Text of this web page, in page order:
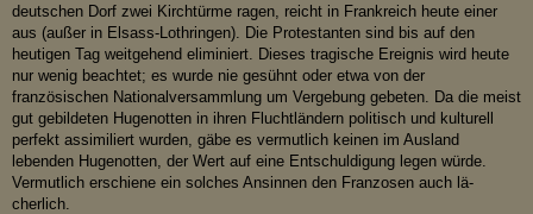
deutschen Dorf zwei Kirchtürme ragen, reicht in Frankreich heute einer
aus (außer in Elsass-Lothringen). Die Protestanten sind bis auf den
heutigen Tag weitgehend eliminiert. Dieses tragische Ereignis wird heute
nur wenig beachtet; es wurde nie gesühnt oder etwa von der
französischen Nationalversammlung um Vergebung gebeten. Da die meist
gut gebildeten Hugenotten in ihren Fluchtländern politisch und kulturell
perfekt assimiliert wurden, gäbe es vermutlich keinen im Ausland
lebenden Hugenotten, der Wert auf eine Entschuldigung legen würde.
Vermutlich erschiene ein solches Ansinnen den Franzosen auch lä-
cherlich.